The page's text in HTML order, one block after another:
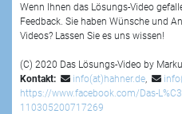
Wenn Ihnen das Lösungs-Video
Feedback. Sie haben Wünsche und
Videos? Lassen Sie es uns wissen!
(C) 2020 Das Lösungs-Video by
Kontakt:
info(at)hahner.de,
https://www.facebook.com/Das-
110305200717269